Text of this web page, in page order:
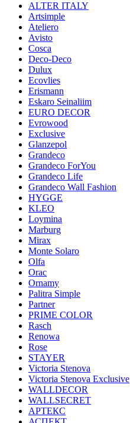
ALTER ITALY
Artsimple
Ateliero
Avisto
Cosca
Deco-Deco
Dulux
Ecovlies
Erismann
Eskaro Seinaliim
EURO DECOR
Evrowood
Exclusive
Glanzepol
Grandeco
Grandeco ForYou
Grandeco Life
Grandeco Wall Fashion
HYGGE
KLEO
Loymina
Marburg
Mirax
Monte Solaro
Olfa
Orac
Ornamy
Palitra Simple
Partner
PRIME COLOR
Rasch
Renowa
Rose
STAYER
Victoria Stenova
Victoria Stenova Exclusive
WALLDECOR
WALLSECRET
АРТЕКС